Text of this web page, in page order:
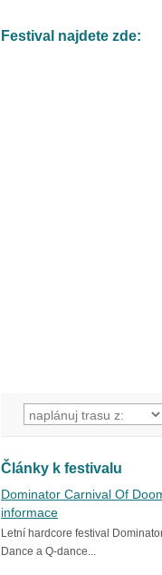
Festival najdete zde:
Články k festivalu
Dominator Carnival Of
informace
Letní hardcore festival
Dance a Q-dance...